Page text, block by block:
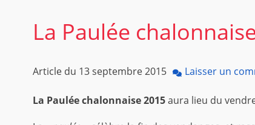
La Paulée
Article du 13 septembre 2015 Laisser un
La Paulée chalonnaise 2015aura lieu du